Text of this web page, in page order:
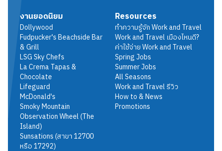
งานยอดนิยม
Dollywood
Fudpucker's Beachside Bar
& Grill
LSG Sky Chefs
La Crema Tapas &
Chocolate
Lifeguard
McDonald's
Smoky Mountain
Observation Wheel (The
Island)
Sunsations (สาขา 12700
หรือ 17292)
Resources
ทำความรู้จัก Work and Travel
Work and Travel เมืองไหนดี?
ค่าใช้จ่าย Work and Travel
Spring Jobs
Summer Jobs
All Seasons
Work and Travel รีวิว
How to & News
Promotions